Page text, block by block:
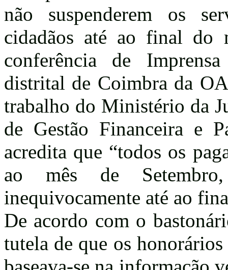
não suspenderem os
cidadãos até ao final do
conferência de
distrital de Coimbra da
trabalho do Ministério da
de Gestão Financeira e
acredita que “todos os
ao mês de
inequivocamente até ao
De acordo com o
tutela de que os